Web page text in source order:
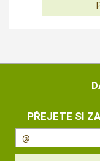
PŘEJETE SI